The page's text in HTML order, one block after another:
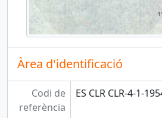
Àrea d'identificació
Codi de
referència
ES CLR CLR-4-1-